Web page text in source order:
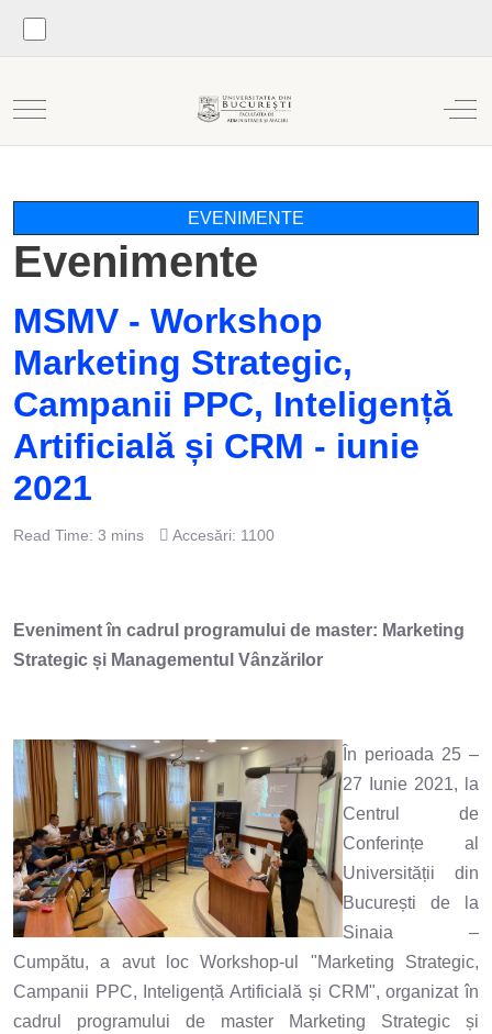
Mobile Menu Toggle Off-
EVENIMENTE
Evenimente
MSMV - Workshop
Marketing Strategic,
Campanii PPC, Inteligență
Artificială și CRM - iunie
2021
Read Time: 3 mins Accesări: 1100
Eveniment în cadrul programului de master: Marketing
Strategic și Managementul Vânzărilor
În perioada 25 –
27 Iunie 2021, la
Centrul de
Conferințe al
Universității din
București de la
Sinaia –
Cumpătu, a avut loc Workshop-ul "Marketing Strategic,
Campanii PPC, Inteligență Artificială și CRM", organizat în
cadrul programului de master Marketing Strategic și